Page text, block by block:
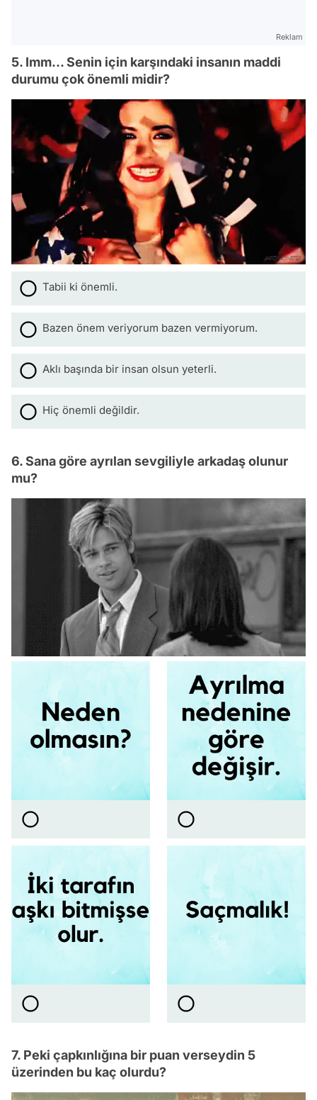
Reklam
5. Imm... Senin için karşındaki insanın maddi
durumu çok önemli midir?
Tabii ki önemli.
Bazen önem veriyorum bazen vermiyorum.
Aklı başında bir insan olsun yeterli.
Hiç önemli değildir.
6. Sana göre ayrılan sevgiliyle arkadaş olunur
mu?
7. Peki çapkınlığına bir puan verseydin 5
üzerinden bu kaç olurdu?